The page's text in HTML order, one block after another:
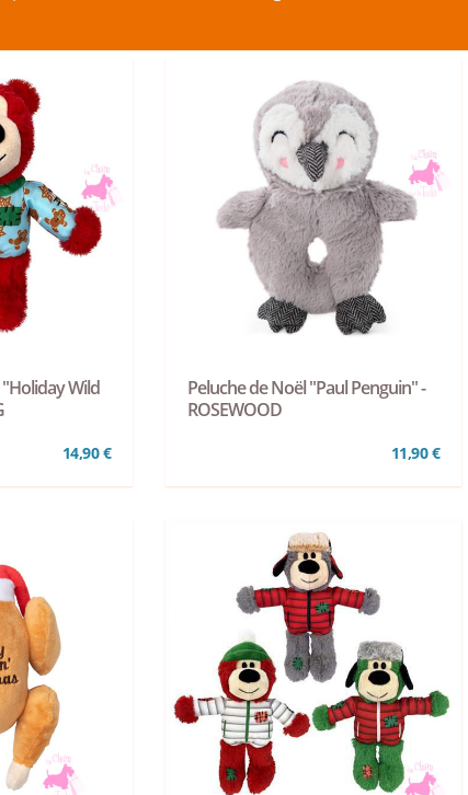
Wild
14,90 €
Peluche de Noël "Paul Penguin" -
ROSEWOOD
11,90 €